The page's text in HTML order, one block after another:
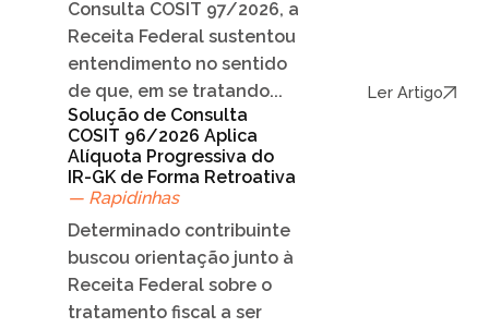
Consulta COSIT 97/2026, a
Receita Federal sustentou
entendimento no sentido
de que, em se tratando...
Ler Artigo
Solução de Consulta
COSIT 96/2026 Aplica
Alíquota Progressiva do
IR-GK de Forma Retroativa
— Rapidinhas
Determinado contribuinte
buscou orientação junto à
Receita Federal sobre o
tratamento fiscal a ser